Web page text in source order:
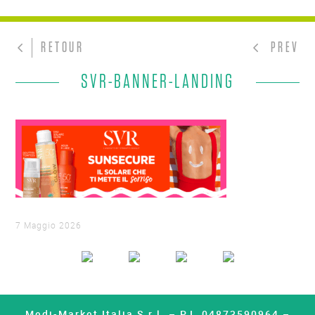
RETOUR PREV
SVR-BANNER-LANDING
7 Maggio 2026